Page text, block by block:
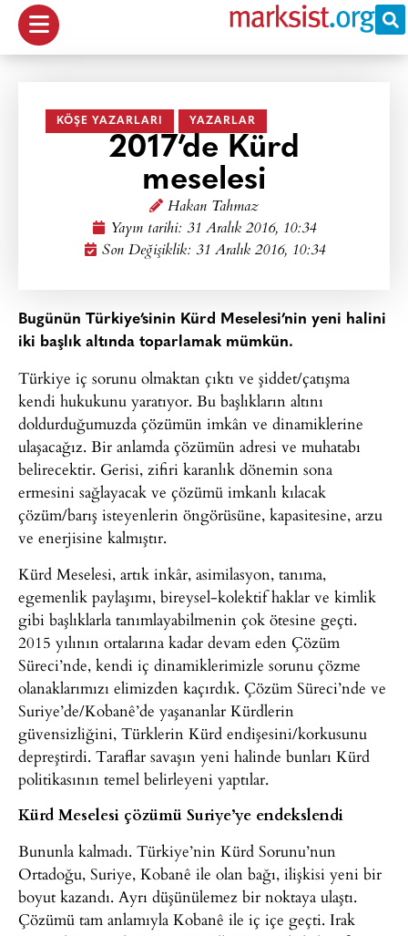
KÖŞE YAZARLARI YAZARLAR
2017’de Kürd
meselesi
Hakan Tahmaz
Yayın tarihi: 31 Aralık 2016, 10:34
Son Değişiklik: 31 Aralık 2016, 10:34
Bugünün Türkiye’sinin Kürd Meselesi’nin yeni halini
iki başlık altında toparlamak mümkün.
Türkiye iç sorunu olmaktan çıktı ve şiddet/çatışma
kendi hukukunu yaratıyor. Bu başlıkların altını
doldurduğumuzda çözümün imkân ve dinamiklerine
ulaşacağız. Bir anlamda çözümün adresi ve muhatabı
belirecektir. Gerisi, zifiri karanlık dönemin sona
ermesini sağlayacak ve çözümü imkanlı kılacak
çözüm/barış isteyenlerin öngörüsüne, kapasitesine, arzu
ve enerjisine kalmıştır.
Kürd Meselesi, artık inkâr, asimilasyon, tanıma,
egemenlik paylaşımı, bireysel-kolektif haklar ve kimlik
gibi başlıklarla tanımlayabilmenin çok ötesine geçti.
2015 yılının ortalarına kadar devam eden Çözüm
Süreci’nde, kendi iç dinamiklerimizle sorunu çözme
olanaklarımızı elimizden kaçırdık. Çözüm Süreci’nde ve
Suriye’de/Kobanê’de yaşananlar Kürdlerin
güvensizliğini, Türklerin Kürd endişesini/korkusunu
depreştirdi. Taraflar savaşın yeni halinde bunları Kürd
politikasının temel belirleyeni yaptılar.
Kürd Meselesi çözümü Suriye’ye endekslendi
Bununla kalmadı. Türkiye’nin Kürd Sorunu’nun
Ortadoğu, Suriye, Kobanê ile olan bağı, ilişkisi yeni bir
boyut kazandı. Ayrı düşünülemez bir noktaya ulaştı.
Çözümü tam anlamıyla Kobanê ile iç içe geçti. Irak